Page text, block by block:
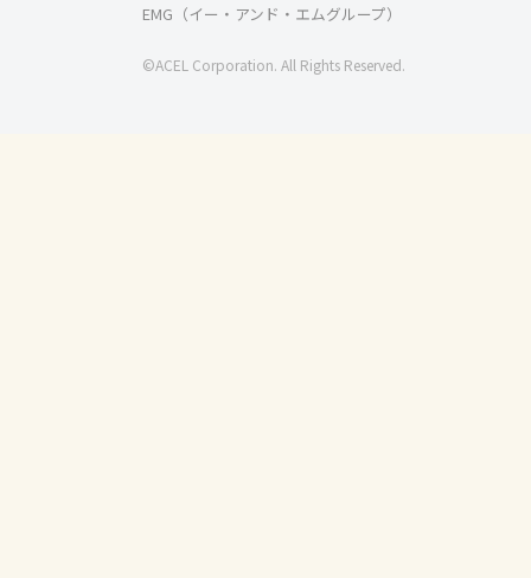
EMG（イー・アンド・エムグループ）